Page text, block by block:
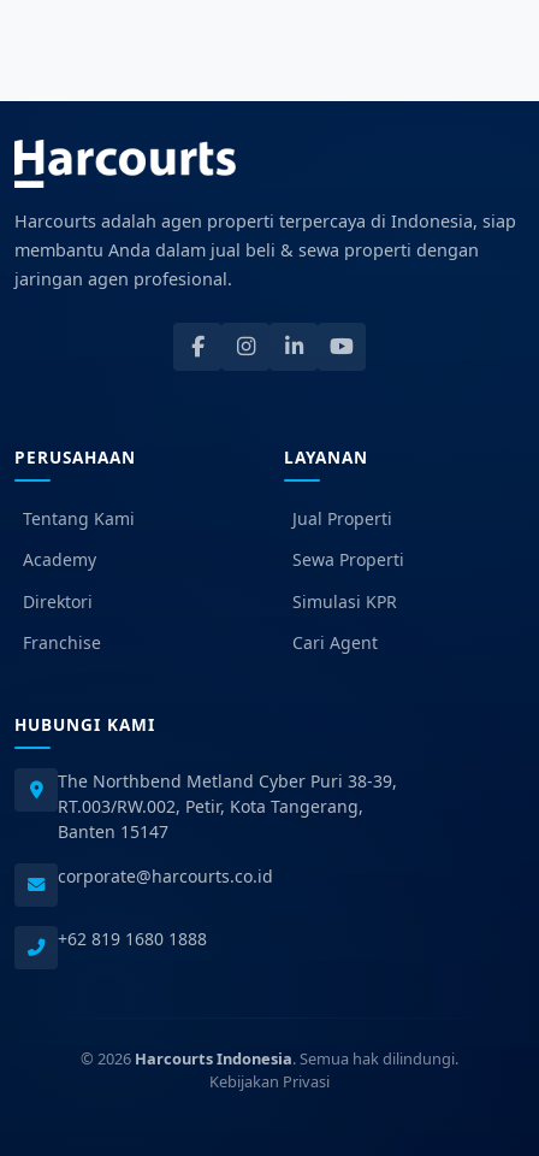
Harcourts adalah agen properti terpercaya di Indonesia, siap
membantu Anda dalam jual beli & sewa properti dengan
jaringan agen profesional.
PERUSAHAAN
Tentang Kami
Academy
Direktori
Franchise
LAYANAN
Jual Properti
Sewa Properti
Simulasi KPR
Cari Agent
HUBUNGI KAMI
The Northbend Metland Cyber Puri 38-39,
RT.003/RW.002, Petir, Kota Tangerang,
Banten 15147
corporate@harcourts.co.id
+62 819 1680 1888
© 2026 Harcourts Indonesia. Semua hak dilindungi.
Kebijakan Privasi